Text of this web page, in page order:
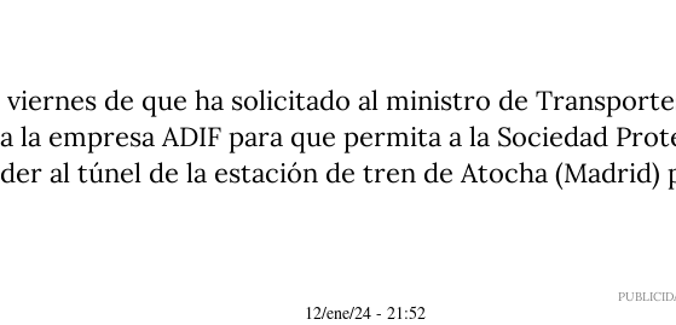
de que ha solicitado al ministro de
la empresa ADIF para que permita a la Sociedad
al túnel de la estación de tren de Atocha (Madrid)
12/ene/24 - 21:52